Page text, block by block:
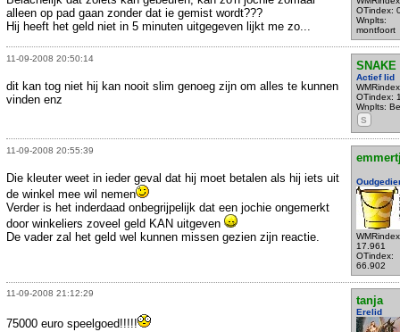
OTindex:
Wnplts:
montfoort
alleen op pad gaan zonder dat ie gemist wordt???
Hij heeft het geld niet in 5 minuten uitgegeven lijkt me zo...
11-09-2008 20:50:14
SNAKE
Actief lid
OTindex:
Wnplts:
S
dit kan tog niet hij kan nooit slim genoeg zijn om alles te kunnen
vinden enz
11-09-2008 20:55:39
17.961
OTindex:
66.902
Die kleuter weet in ieder geval dat hij moet betalen als hij iets uit
de winkel mee wil nemen
Verder is het inderdaad onbegrijpelijk dat een jochie ongemerkt
door winkeliers zoveel geld KAN uitgeven
De vader zal het geld wel kunnen missen gezien zijn reactie.
11-09-2008 21:12:29
tanja
Erelid
75000 euro speelgoed!!!!!